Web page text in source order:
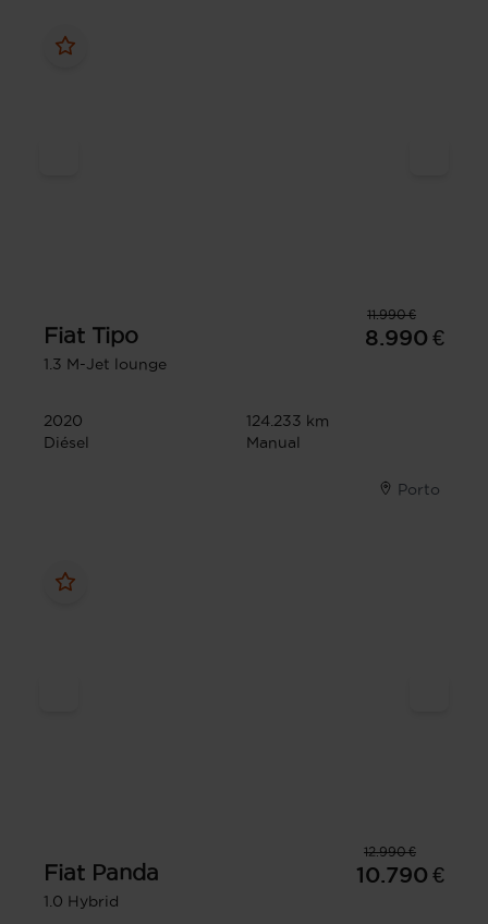
11.990 €
Fiat Tipo
1.3 M-Jet lounge
8.990 €
2020
124.233 km
Diésel
Manual
Porto
12.990 €
Fiat Panda
1.0 Hybrid
10.790 €